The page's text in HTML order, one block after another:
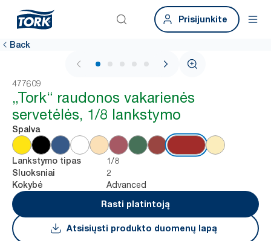
Prisijunkite
Back
1 / 5
477609
„Tork“ raudonos vakarienės
servetėlės, 1/8 lankstymo
Spalva
Lankstymo tipas 1/8
Sluoksniai 2
Kokybė
Advanced
Rasti platintoją
Atsisiųsti produkto duomenų lapą